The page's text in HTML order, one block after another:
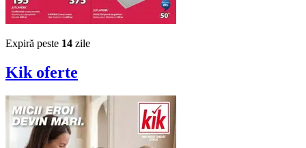
Expiră peste 14 zile
Kik oferte